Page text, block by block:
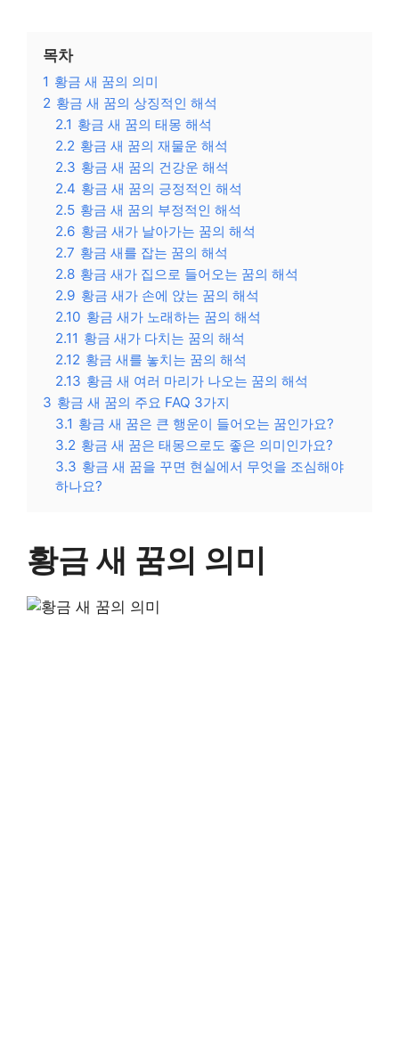
목차
1 황금 새 꿈의 의미
2 황금 새 꿈의 상징적인 해석
2.1 황금 새 꿈의 태몽 해석
2.2 황금 새 꿈의 재물운 해석
2.3 황금 새 꿈의 건강운 해석
2.4 황금 새 꿈의 긍정적인 해석
2.5 황금 새 꿈의 부정적인 해석
2.6 황금 새가 날아가는 꿈의 해석
2.7 황금 새를 잡는 꿈의 해석
2.8 황금 새가 집으로 들어오는 꿈의 해석
2.9 황금 새가 손에 앉는 꿈의 해석
2.10 황금 새가 노래하는 꿈의 해석
2.11 황금 새가 다치는 꿈의 해석
2.12 황금 새를 놓치는 꿈의 해석
2.13 황금 새 여러 마리가 나오는 꿈의 해석
3 황금 새 꿈의 주요 FAQ 3가지
3.1 황금 새 꿈은 큰 행운이 들어오는 꿈인가요?
3.2 황금 새 꿈은 태몽으로도 좋은 의미인가요?
3.3 황금 새 꿈을 꾸면 현실에서 무엇을 조심해야
하나요?
황금 새 꿈의 의미